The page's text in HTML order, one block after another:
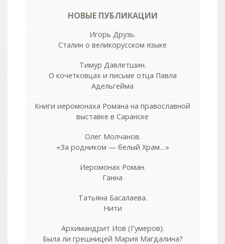
НОВЫЕ ПУБЛИКАЦИИ
Игорь Друзь.
Сталин о великорусском языке
Тимур Давлетшин.
О кочетковцах и письме отца Павла
Адельгейма
Книги иеромонаха Романа на православной
выставке в Саранске
Олег Молчанов.
«За родником — белый Храм…»
Иеромонах Роман.
Ганна
Татьяна Басалаева.
Нити
Архимандрит Иов (Гумеров).
Была ли грешницей Мария Магдалина?